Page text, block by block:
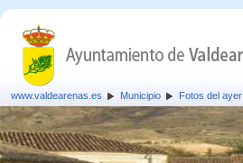
www.valdearenas.es Municipio Fotos del ayer